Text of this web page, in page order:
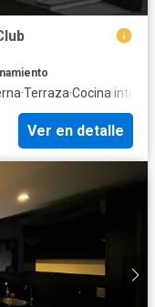
·Terraza·Cocina
Ver en detalle